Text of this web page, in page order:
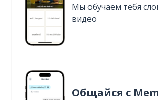
Мы обучаем тебя
видео
Общайся с